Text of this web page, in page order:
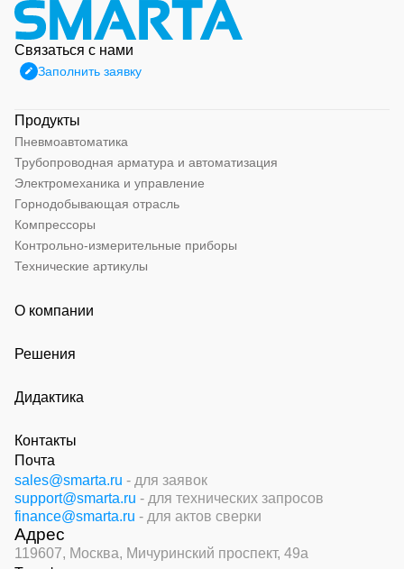
Связаться с нами
Заполнить заявку
Продукты
Пневмоавтоматика
Трубопроводная арматура и автоматизация
Электромеханика и управление
Горнодобывающая отрасль
Компрессоры
Контрольно-измерительные приборы
Технические артикулы
О компании
Решения
Дидактика
Контакты
Почта
sales@smarta.ru - для заявок
support@smarta.ru - для технических запросов
finance@smarta.ru - для актов сверки
Адрес
119607, Москва, Мичуринский проспект, 49а